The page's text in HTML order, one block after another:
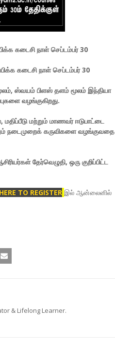
கடைசி நாள் செப்டம்பர் 30
கடைசி நாள் செப்டம்பர் 30
ஸ்வயம் பிளஸ் தளம் மூலம் இந்தியா
வழங்குகிறது.
மற்றும் மாணவர் ஈடுபாட்டை
நடைமுறைக் கருவிகளை வழங்குவதை
தேர்வெழுதி, ஒரு குறிப்பிட்ட
TO REGISTER இல் ஆன்லைனில்
& Lifelong Learner.